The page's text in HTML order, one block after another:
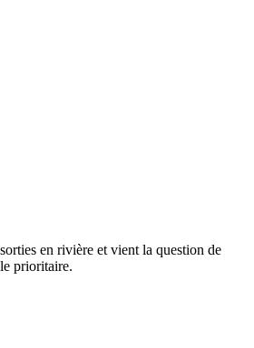
en rivière et vient la question de
prioritaire.